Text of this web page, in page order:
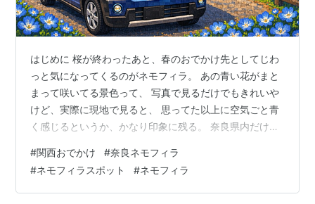
はじめに 桜が終わったあと、春のおでかけ先としてじわ
っと気になってくるのがネモフィラ。 あの青い花がまと
まって咲いてる景色って、 写真で見るだけでもきれいや
けど、実際に現地で見ると、 思ってた以上に空気ごと青
く感じるというか、かなり印象に残る。 奈良県内だけで
いけど、 奈良近郊まで広げると、日帰りでちゃんと楽し
める場所は意外とある。 今回は、奈良から動きやすい範
囲で、 ネモフィラを見に行く候補として使いやすい場所
#関西おでかけ #奈良ネモフィラ
#ネモフィラスポット #ネモフィラ